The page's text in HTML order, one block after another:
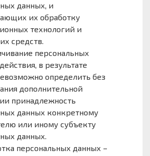
данных, и
их обработку
технологий и
средств.
персональных
в результате
определить без
дополнительной
принадлежность
данных конкретному
или иному субъекту
данных.
персональных данных –